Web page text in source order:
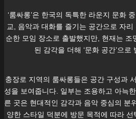
‘룸싸롱’은 한국의 독특한 라운지 문화
교, 음악과 대화를 즐기는 공간으로 자
순한 모임 장소로 출발했지만, 현재는 조
된 감각을 더해 ‘문화 공간’으로
충장로 지역의 룸싸롱들은 공간 구성과
성을 보여줍니다. 일부는 조용하고 아늑
른 곳은 현대적인 감각과 음악 중심의 분
양한 스타일 덕분에 방문 목적에 따라